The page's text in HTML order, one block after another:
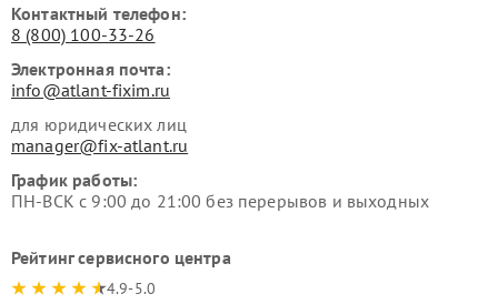
Контактный телефон:
8 (800) 100-33-26
Электронная почта:
info@atlant-fixim.ru
для юридических лиц
manager@fix-atlant.ru
График работы:
ПН-ВСК с 9:00 до 21:00 без перерывов и выходных
Рейтинг сервисного центра
4.9-5.0